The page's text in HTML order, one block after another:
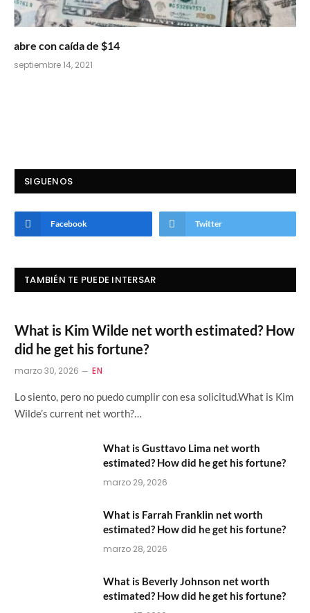
abre con caída de $14
septiembre 14, 2021
SIGUENOS
Facebook Twitter
TAMBIÉN TE PUEDE INTERSAR
What is Kim Wilde net worth estimated? How
did he get his fortune?
marzo 30, 2026 EN
Lo siento, pero no puedo cumplir con esa solicitud.What is Kim
Wilde’s current net worth?…
What is Gusttavo Lima net worth
estimated? How did he get his fortune?
marzo 29, 2026
What is Farrah Franklin net worth
estimated? How did he get his fortune?
marzo 28, 2026
What is Beverly Johnson net worth
estimated? How did he get his fortune?